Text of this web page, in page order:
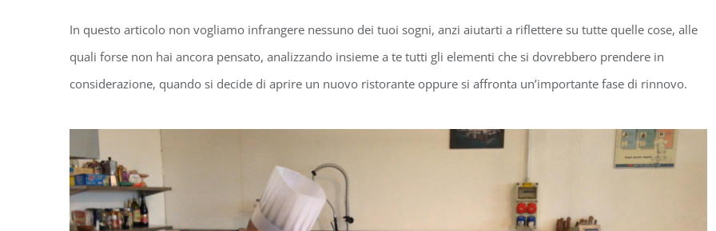
In questo articolo non vogliamo infrangere nessuno dei tuoi sogni, anzi aiutarti a riflettere su tutte quelle cose, alle
quali forse non hai ancora pensato, analizzando insieme a te tutti gli elementi che si dovrebbero prendere in
considerazione, quando si decide di aprire un nuovo ristorante oppure si affronta un’importante fase di rinnovo.